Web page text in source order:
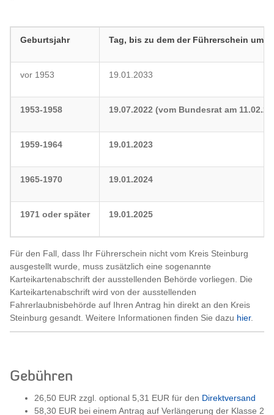
Geburtsjahr Tag, bis zu dem der Führerschein
vor 1953 19.01.2033
1953-1958 19.07.2022 (vom Bundesrat am
1959-1964 19.01.2023
1965-1970 19.01.2024
1971 oder später 19.01.2025
Für den Fall, dass Ihr Führerschein nicht vom Kreis Steinburg
ausgestellt wurde, muss zusätzlich eine sogenannte
Karteikartenabschrift der ausstellenden Behörde vorliegen. Die
Karteikartenabschrift wird von der ausstellenden
Fahrerlaubnisbehörde auf Ihren Antrag hin direkt an den Kreis
Steinburg gesandt. Weitere Informationen finden Sie dazu hier.
Gebühren
26,50 EUR zzgl. optional 5,31 EUR für den Direktversand
58,30 EUR bei einem Antrag auf Verlängerung der Klasse 2